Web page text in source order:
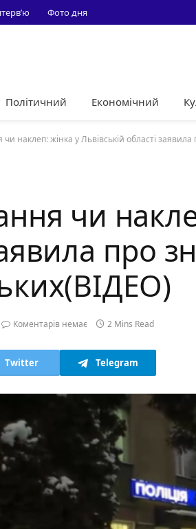
Фото дня
Політичний Економічний
чи наклеп: жінка у Львівській області
чи
про
Коментарів немає 2 Mins Read
Twitter Telegram